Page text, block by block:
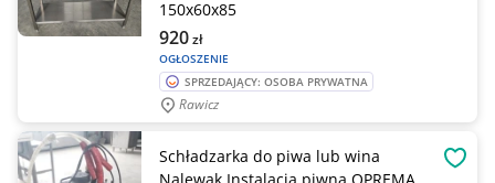
150x60x85
OGŁOSZENIE
920zł
SPRZEDAJĄCY: OSOBA PRYWATNA
Rawicz
Schładzarka do piwa lub wina